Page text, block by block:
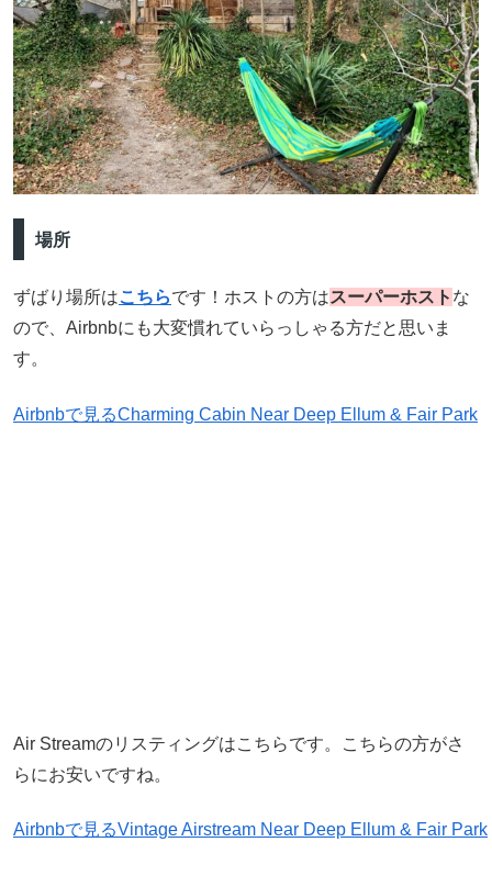
場所
ずばり場所はこちらです！ホストの方はスーパーホスト な
ので、Airbnbにも大変慣れていらっしゃる方だと思いま
す。
Airbnbで見るCharming Cabin Near Deep Ellum & Fair Park
Air Streamのリスティングはこちらです。こちらの方がさ
らにお安いですね。
Airbnbで見るVintage Airstream Near Deep Ellum & Fair Park